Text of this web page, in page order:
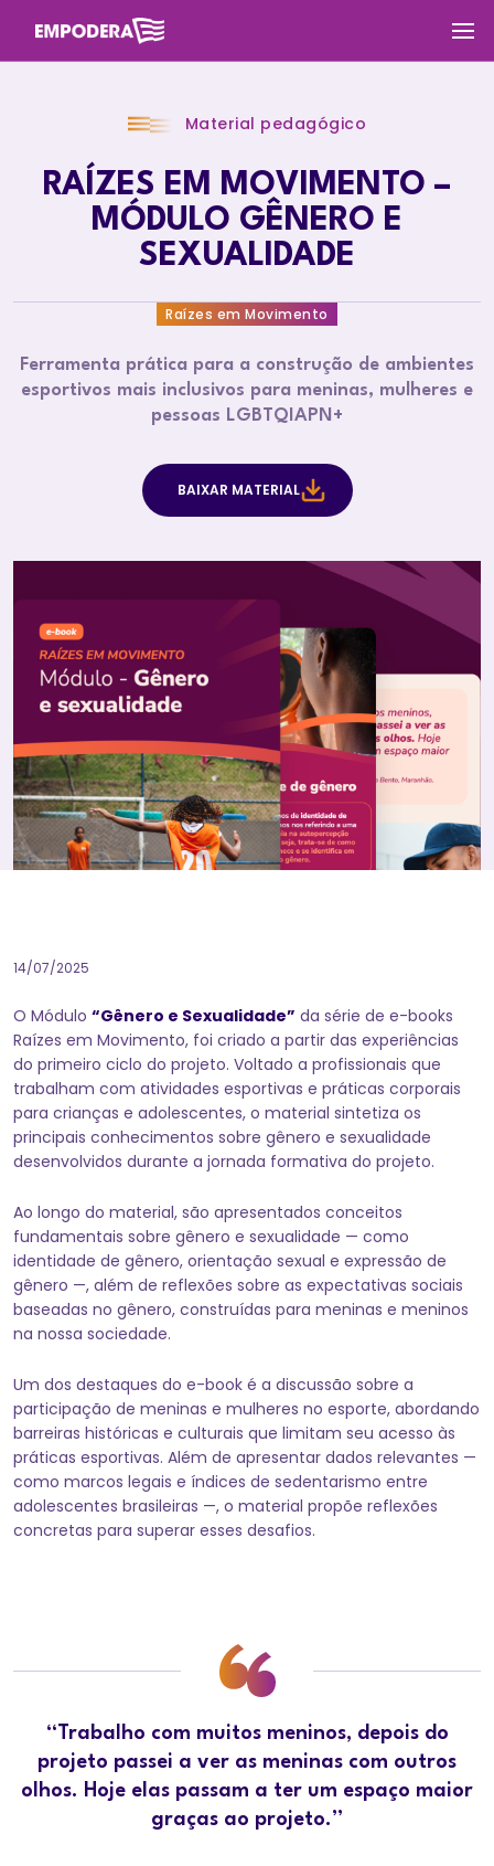
Material pedagógico
RAÍZES EM MOVIMENTO –
MÓDULO GÊNERO E
SEXUALIDADE
Raízes em Movimento
Ferramenta prática para a construção de ambientes
esportivos mais inclusivos para meninas, mulheres e
pessoas LGBTQIAPN+
BAIXAR MATERIAL
14/07/2025
O Módulo “Gênero e Sexualidade” da série de e-books
Raízes em Movimento, foi criado a partir das experiências
do primeiro ciclo do projeto. Voltado a profissionais que
trabalham com atividades esportivas e práticas corporais
para crianças e adolescentes, o material sintetiza os
principais conhecimentos sobre gênero e sexualidade
desenvolvidos durante a jornada formativa do projeto.
Ao longo do material, são apresentados conceitos
fundamentais sobre gênero e sexualidade — como
identidade de gênero, orientação sexual e expressão de
gênero —, além de reflexões sobre as expectativas sociais
baseadas no gênero, construídas para meninas e meninos
na nossa sociedade.
Um dos destaques do e-book é a discussão sobre a
participação de meninas e mulheres no esporte, abordando
barreiras históricas e culturais que limitam seu acesso às
práticas esportivas. Além de apresentar dados relevantes —
como marcos legais e índices de sedentarismo entre
adolescentes brasileiras —, o material propõe reflexões
concretas para superar esses desafios.
“Trabalho com muitos meninos, depois do
projeto passei a ver as meninas com outros
olhos. Hoje elas passam a ter um espaço maior
graças ao projeto.”